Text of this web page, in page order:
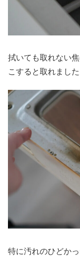
拭いても取れない
こすると取れました
特に汚れのひどか